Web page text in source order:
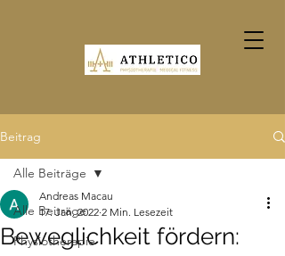
Beitrag
Alle Beiträge
Physiotherapie
Alle Beiträge
Beweglichkeit fördern:
Andreas Macau
17. Jan. 2022 2 Min. Lesezeit